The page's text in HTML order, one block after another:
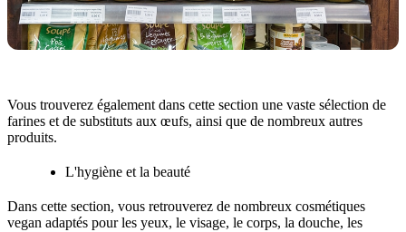
Vous trouverez également dans cette section une vaste sélection de
farines et de substituts aux œufs, ainsi que de nombreux autres
produits.
L'hygiène et la beauté
Dans cette section, vous retrouverez de nombreux cosmétiques
vegan adaptés pour les yeux, le visage, le corps, la douche, les